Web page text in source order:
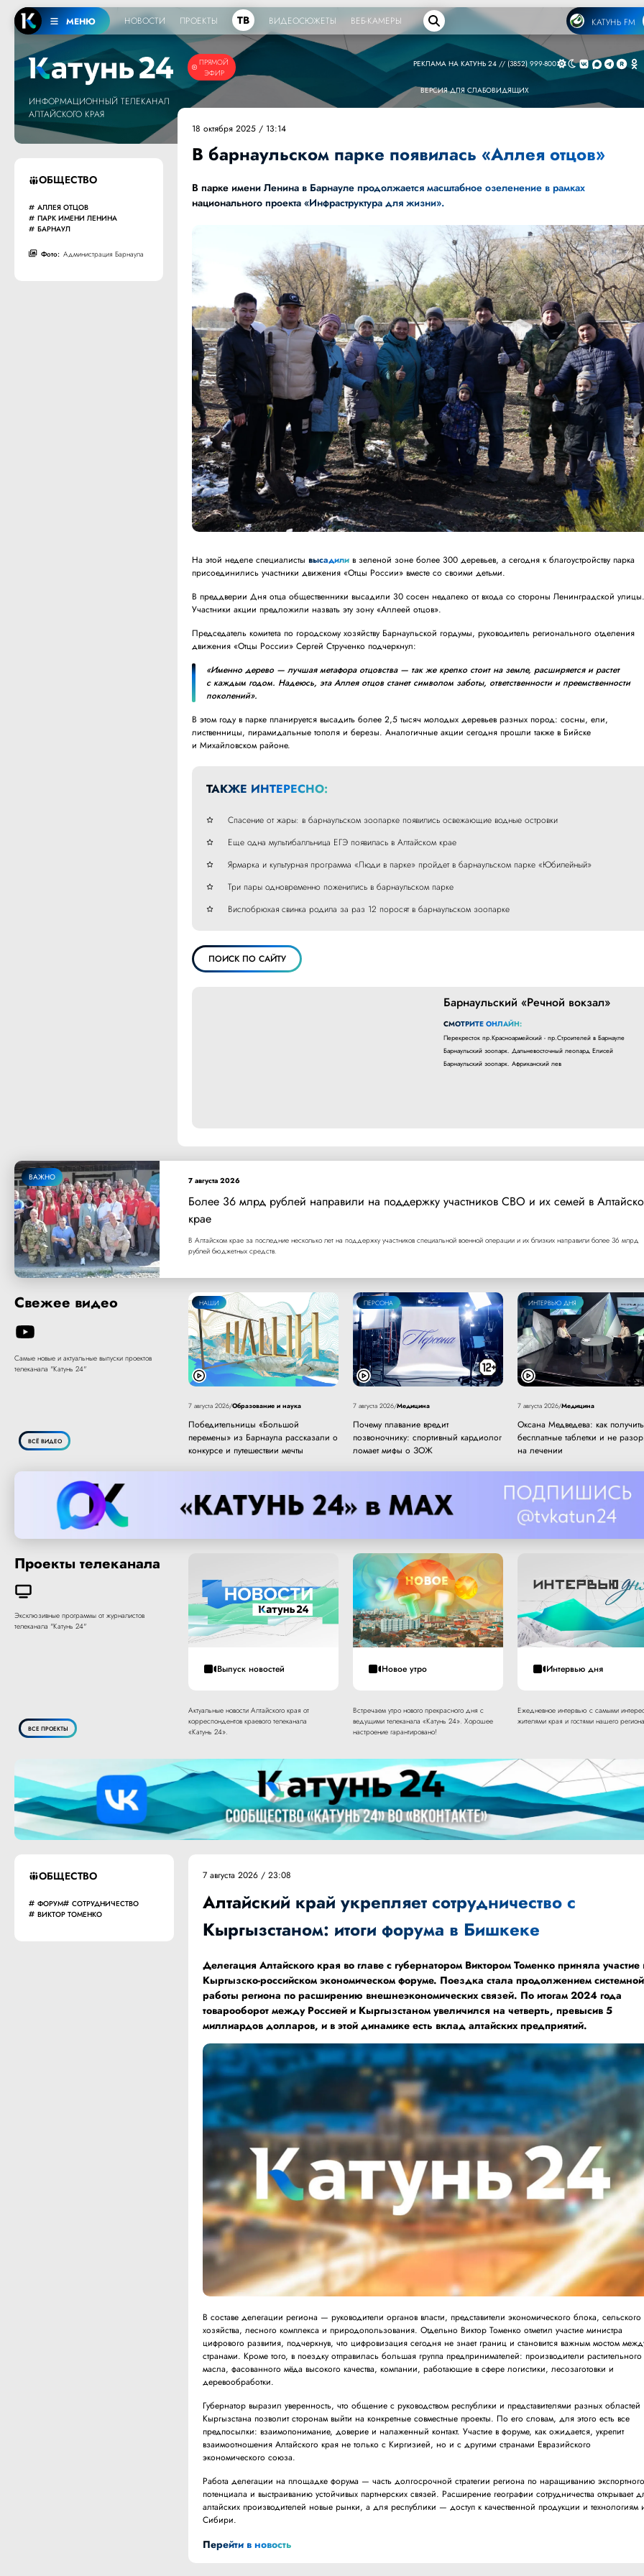
МЕНЮ НОВОСТИ ПРОЕКТЫ ТВ ВИДЕОСЮЖЕТЫ ВЕБ-КАМЕРЫ КАТУНЬ FM
ПРЯМОЙ
ЭФИР
ИНФОРМАЦИОННЫЙ ТЕЛЕКАНАЛ
АЛТАЙСКОГО КРАЯ
РЕКЛАМА НА КАТУНЬ 24 // (3852) 999-800
ВЕРСИЯ ДЛЯ СЛАБОВИДЯЩИХ
ОБЩЕСТВО
АЛЛЕЯ ОТЦОВ
ПАРК ИМЕНИ ЛЕНИНА
БАРНАУЛ
Фото: Администрация Барнаула
18 октября 2025 / 13:14
В барнаульском парке появилась «Аллея отцов»
В парке имени Ленина в Барнауле продолжается масштабное озеленение в рамках
национального проекта «Инфраструктура для жизни».
На этой неделе специалисты высадили в зеленой зоне более 300 деревьев, а сегодня к благоустройству парка
присоединились участники движения «Отцы России» вместе со своими детьми.
В преддверии Дня отца общественники высадили 30 сосен недалеко от входа со стороны Ленинградской
Участники акции предложили назвать эту зону «Аллеей отцов».
Председатель комитета по городскому хозяйству Барнаульской гордумы, руководитель регионального отделения
движения «Отцы России» Сергей Струченко подчеркнул:
«Именно дерево — лучшая метафора отцовства — так же крепко стоит на земле, расширяется и растет
с каждым годом. Надеюсь, эта Аллея отцов станет символом заботы, ответственности и преемственности
поколений».
В этом году в парке планируется высадить более 2,5 тысяч молодых деревьев разных пород: сосны, ели,
лиственницы, пирамидальные тополя и березы. Аналогичные акции сегодня прошли также в Бийске
и Михайловском районе.
ТАКЖЕ ИНТЕРЕСНО:
Спасение от жары: в барнаульском зоопарке появились освежающие водные островки
Еще одна мультибалльница ЕГЭ появилась в Алтайском крае
Ярмарка и культурная программа «Люди в парке» пройдет в барнаульском парке «Юбилейный»
Три пары одновременно поженились в барнаульском парке
Вислобрюхая свинка родила за раз 12 поросят в барнаульском зоопарке
ПОИСК ПО САЙТУ
Барнаульский «Речной вокзал»
СМОТРИТЕ ОНЛАЙН:
Перекресток пр.Красноармейский - пр.Строителей в Барнауле
Барнаульский зоопарк. Дальневосточный леопард Елисей
Барнаульский зоопарк. Африканский лев
ВАЖНО 7 августа 2026
Более 36 млрд рублей направили на поддержку участников СВО и их семей в
крае
В Алтайском крае за последние несколько лет на поддержку участников специальной военной операции и их близких направили более 36 млрд
рублей бюджетных средств.
Свежее видео
Самые новые и актуальные выпуски проектов
телеканала "Катунь 24"
ВСЁ ВИДЕО
НАШИ
7 августа 2026/Образование и наука
Победительницы «Большой
перемены» из Барнаула рассказали о
конкурсе и путешествии мечты
ПЕРСОНА
7 августа 2026/Медицина
Почему плавание вредит
позвоночнику: спортивный кардиолог
ломает мифы о ЗОЖ
ИНТЕРВЬЮ ДНЯ
7 августа 2026/Медицина
Оксана Медведева: как получить
бесплатные таблетки и не
на лечении
Проекты телеканала
Эксклюзивные программы от журналистов
телеканала "Катунь 24"
ВСЕ ПРОЕКТЫ
Выпуск новостей
Актуальные новости Алтайского края от
корреспондентов краевого телеканала
«Катунь 24».
Новое утро
Встречаем утро нового прекрасного дня с
ведущими телеканала «Катунь 24». Хорошее
настроение гарантировано!
Интервью дня
Ежедневное интервью с самыми
жителями края и гостями нашего
ОБЩЕСТВО
ФОРУМ
СОТРУДНИЧЕСТВО
ВИКТОР ТОМЕНКО
7 августа 2026 / 23:08
Алтайский край укрепляет сотрудничество с
Кыргызстаном: итоги форума в Бишкеке
Делегация Алтайского края во главе с губернатором Виктором Томенко приняла участие
Кыргызско-российском экономическом форуме. Поездка стала продолжением системной
работы региона по расширению внешнеэкономических связей. По итогам 2024 года
товарооборот между Россией и Кыргызстаном увеличился на четверть, превысив 5
миллиардов долларов, и в этой динамике есть вклад алтайских предприятий.
В составе делегации региона — руководители органов власти, представители экономического блока, сельского
хозяйства, лесного комплекса и природопользования. Отдельно Виктор Томенко отметил участие министра
цифрового развития, подчеркнув, что цифровизация сегодня не знает границ и становится важным мостом
странами. Кроме того, в поездку отправилась большая группа предпринимателей: производители растительного
масла, фасованного мёда высокого качества, компании, работающие в сфере логистики, лесозаготовки и
деревообработки.
Губернатор выразил уверенность, что общение с руководством республики и представителями разных областей
Кыргызстана позволит сторонам выйти на конкретные совместные проекты. По его словам, для этого есть все
предпосылки: взаимопонимание, доверие и налаженный контакт. Участие в форуме, как ожидается, укрепит
взаимоотношения Алтайского края не только с Киргизией, но и с другими странами Евразийского
экономического союза.
Работа делегации на площадке форума — часть долгосрочной стратегии региона по наращиванию
потенциала и выстраиванию устойчивых партнерских связей. Расширение географии сотрудничества открывает
алтайских производителей новые рынки, а для республики — доступ к качественной продукции и технологиям
Сибири.
Перейти в новость